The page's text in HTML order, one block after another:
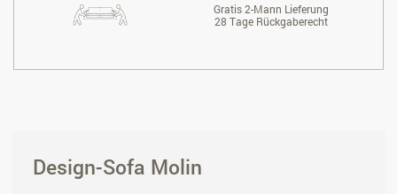
Gratis 2-Mann Lieferung
28 Tage Rückgaberecht
Design-Sofa Molin